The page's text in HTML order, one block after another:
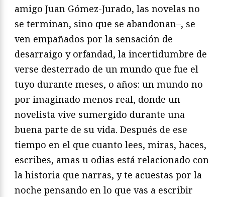
amigo Juan Gómez-Jurado, las novelas no
se terminan, sino que se abandonan–, se
ven empañados por la sensación de
desarraigo y orfandad, la incertidumbre de
verse desterrado de un mundo que fue el
tuyo durante meses, o años: un mundo no
por imaginado menos real, donde un
novelista vive sumergido durante una
buena parte de su vida. Después de ese
tiempo en el que cuanto lees, miras, haces,
escribes, amas u odias está relacionado con
la historia que narras, y te acuestas por la
noche pensando en lo que vas a escribir